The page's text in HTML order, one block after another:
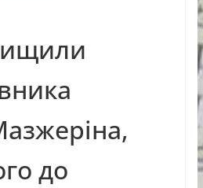
до